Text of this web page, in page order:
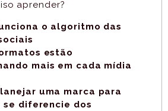
aprender?
o algoritmo das
estão
mais em cada mídia
uma marca para
se diferencie dos